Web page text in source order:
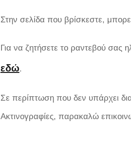
Στην σελίδα που βρίσκεστε,
Για να ζητήσετε το ραντεβού σας
εδώ.
Σε περίπτωση που δεν υπάρχει
Ακτινογραφίες, παρακαλώ